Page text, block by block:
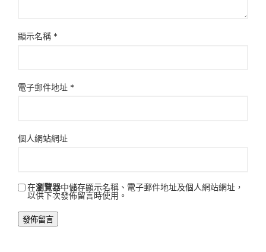
顯示名稱 *
電子郵件地址 *
個人網站網址
在瀏覽器中儲存顯示名稱、電子郵件地址及個人網站網址，
以供下次發佈留言時使用。